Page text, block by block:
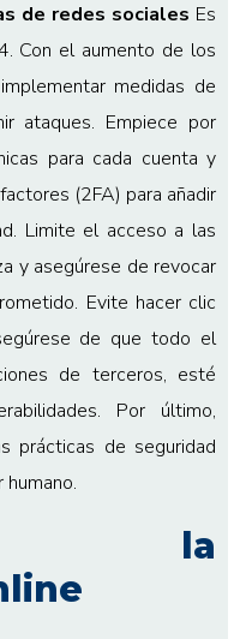
de redes sociales Es
Con el aumento de los
medidas de
ataques. Empiece por
para cada cuenta y
(2FA) para añadir
Limite el acceso a las
y asegúrese de revocar
Evite hacer clic
de que todo el
de terceros, esté
Por último,
prácticas de seguridad
la